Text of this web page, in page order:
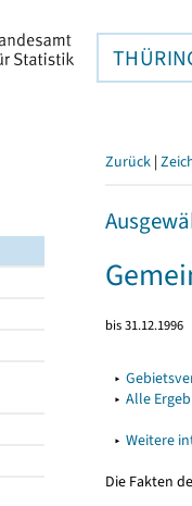
Zurück |
bis 31.12.1996
▸
▸ Alle
▸ Weitere
Die Fakten